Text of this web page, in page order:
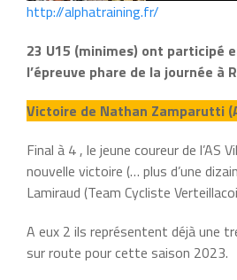
http://alphatraining.fr/
23 U15 (minimes) ont participé
l’épreuve phare de la journée à
Victoire de Nathan Zamparutti
Final à 4 , le jeune coureur de l’AS
nouvelle victoire (… plus d’une
Lamiraud (Team Cycliste
A eux 2 ils représentent déjà une
sur route pour cette saison 2023.